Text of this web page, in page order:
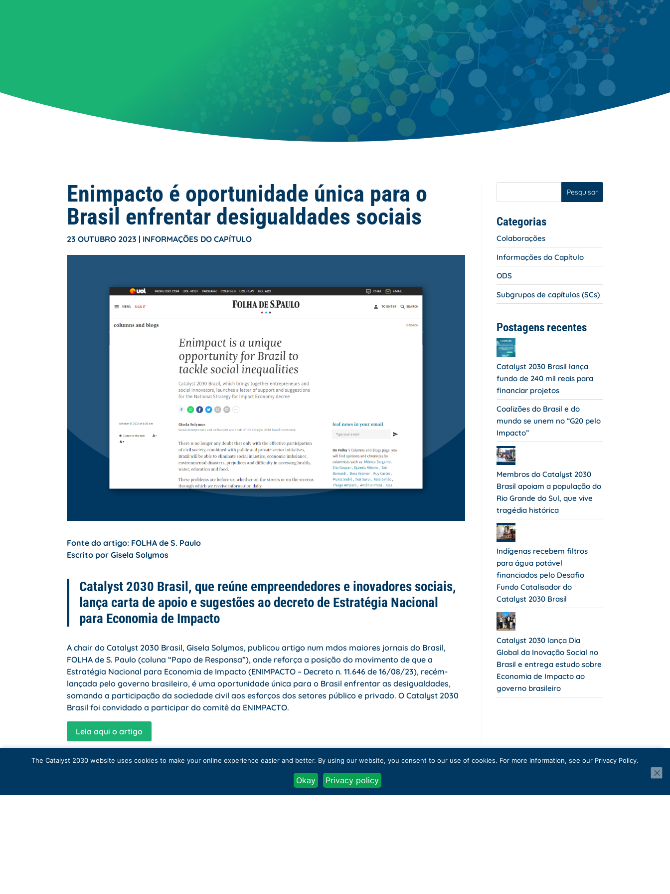
Enimpacto é oportunidade única para o
Brasil enfrentar desigualdades sociais
23 OUTUBRO 2023 | INFORMAÇÕES DO CAPÍTULO
Fonte do artigo: FOLHA de S. Paulo
Escrito por Gisela Solymos
Catalyst 2030 Brasil, que reúne empreendedores e inovadores sociais,
lança carta de apoio e sugestões ao decreto de Estratégia Nacional
para Economia de Impacto
A chair do Catalyst 2030 Brasil, Gisela Solymos, publicou artigo num mdos maiores jornais do Brasil,
FOLHA de S. Paulo (coluna “Papo de Responsa”), onde reforça a posição do movimento de que a
Estratégia Nacional para Economia de Impacto (ENIMPACTO – Decreto n. 11.646 de 16/08/23), recém-
lançada pelo governo brasileiro, é uma oportunidade única para o Brasil enfrentar as desigualdades,
somando a participação da sociedade civil aos esforços dos setores público e privado. O Catalyst 2030
Brasil foi convidado a participar do comitê da ENIMPACTO.
Leia aqui o artigo
Pesquisar
Categorias
Colaborações
Informações do Capítulo
ODS
Subgrupos de capítulos (SCs)
Postagens recentes
Catalyst 2030 Brasil lança
fundo de 240 mil reais para
financiar projetos
Coalizões do Brasil e do
mundo se unem no “G20 pelo
Impacto”
Membros do Catalyst 2030
Brasil apoiam a população do
Rio Grande do Sul, que vive
tragédia histórica
Indígenas recebem filtros
para água potável
financiados pelo Desafio
Fundo Catalisador do
Catalyst 2030 Brasil
Catalyst 2030 lança Dia
Global da Inovação Social no
Brasil e entrega estudo sobre
Economia de Impacto ao
governo brasileiro
The Catalyst 2030 website uses cookies to make your online experience easier and better. By using our website, you consent to our use of cookies. For more information, see our Privacy Policy.
Okay Privacy policy